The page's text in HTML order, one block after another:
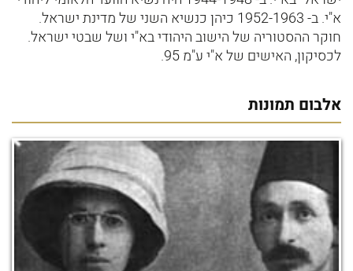
א"י. ב- 1952-1963 כיהן כנשיא השני של מדינת ישראל.
חוקר ההסטוריה של הישוב היהודי בא"י ושל שבטי ישראל.
לכסיקון, האישים של א"י ע"מ 95.
אלבום תמונות